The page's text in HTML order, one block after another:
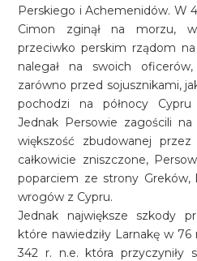
Perskiego i Achemenidów. W
Cimon zginął na morzu,
przeciwko perskim rządom
nalegał na swoich
zarówno przed sojusznikami,
pochodzi na północy Cypru
Jednak Persowie zagościli
większość zbudowanej
całkowicie zniszczone,
poparciem ze strony Greków,
wrogów z Cypru.
Jednak największe szkody
które nawiedziły Larnakę w 76
342 r. n.e. która przyczyniły